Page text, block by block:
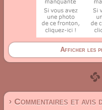
Afficher les
› Commentaires et avis